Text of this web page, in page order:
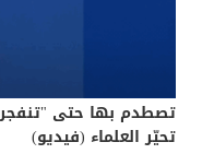
تصطدم بها حتى
تحيّر العلماء (فيديو)